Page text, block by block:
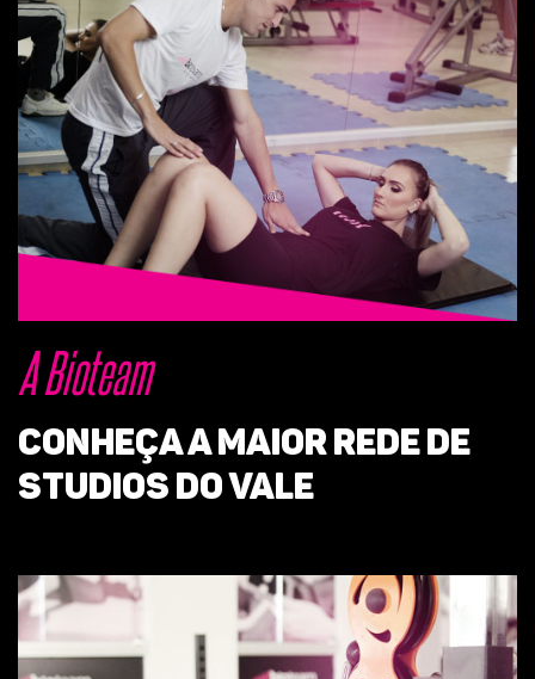
A Bioteam
Conheça a maior rede de
studios do vale